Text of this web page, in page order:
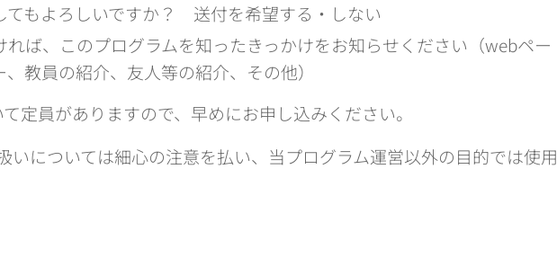
てもよろしいですか？ 送付を希望する・しない
れば、このプログラムを知ったきっかけをお知らせください（webペー
教員の紹介、友人等の紹介、その他）
定員がありますので、早めにお申し込みください。
については細心の注意を払い、当プログラム運営以外の目的では使用